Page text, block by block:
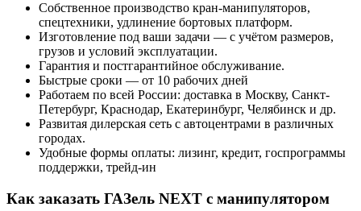
Собственное производство кран-манипуляторов,
спецтехники, удлинение бортовых платформ.
Изготовление под ваши задачи — с учётом размеров,
грузов и условий эксплуатации.
Гарантия и постгарантийное обслуживание.
Быстрые сроки — от 10 рабочих дней
Работаем по всей России: доставка в Москву, Санкт-
Петербург, Краснодар, Екатеринбург, Челябинск и др.
Развитая дилерская сеть с автоцентрами в различных
городах.
Удобные формы оплаты: лизинг, кредит, госпрограммы
поддержки, трейд-ин
Как заказать ГАЗель NEXT с манипулятором